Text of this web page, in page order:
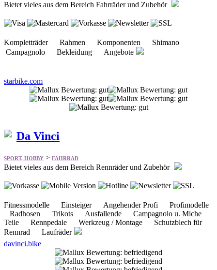
Bietet vieles aus dem Bereich Fahrräder und Zubehör
Kompletträder Rahmen Komponenten Shimano
Campagnolo Bekleidung Angebote
starbike.com
Da Vinci
SPORT, HOBBY > FAHRRAD
Bietet vieles aus dem Bereich Rennräder und Zubehör
Fitnessmodelle Einsteiger Angehender Profi Profimodelle
Radhosen Trikots Ausfallende Campagnolo u. Miche
Teile Rennpedale Werkzeug / Montage Schutzblech für
Rennrad Laufräder
davinci.bike